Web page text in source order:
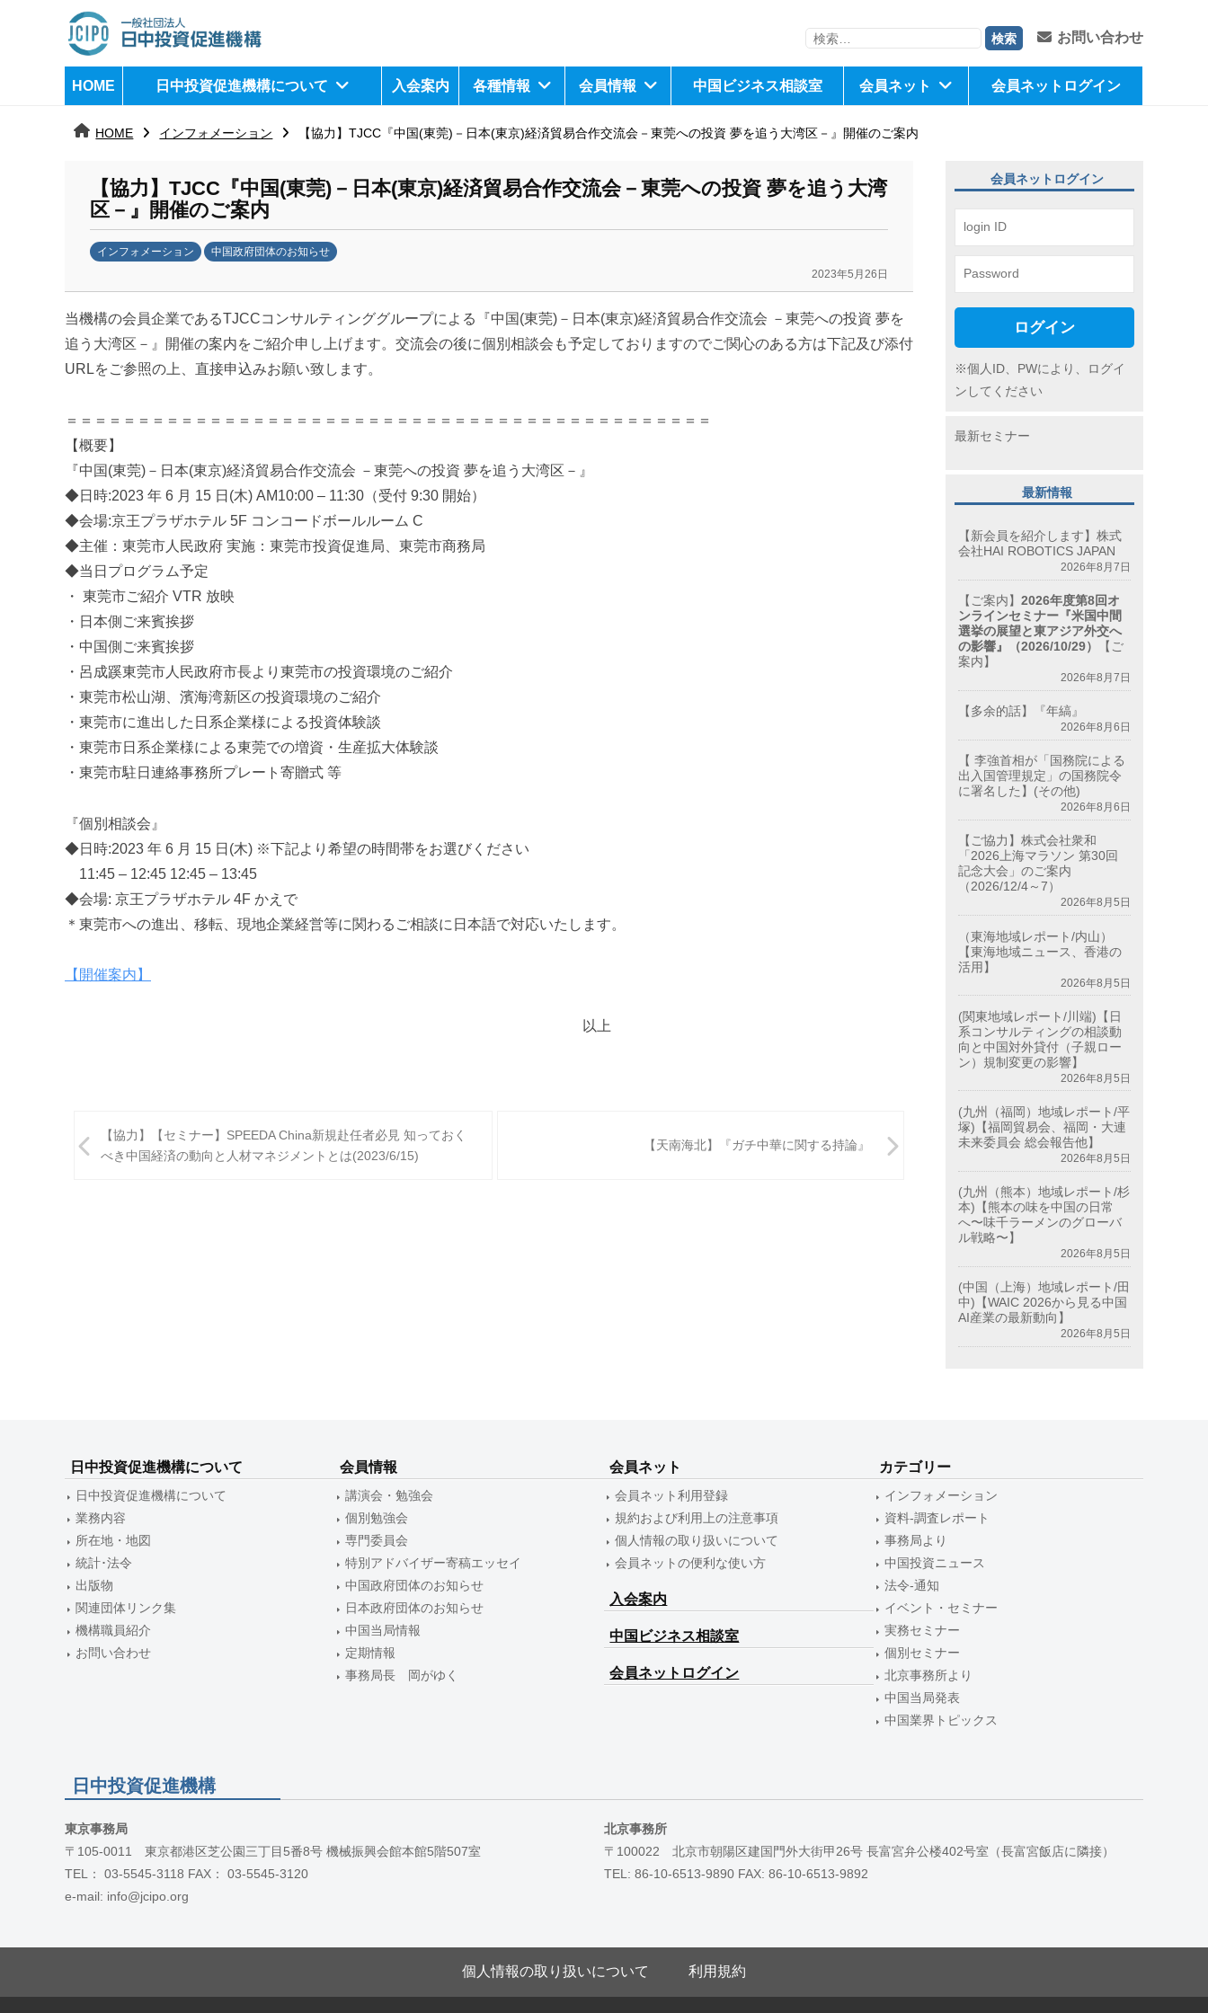
日
中
構
j
検
お問い合わせ
HOME 日中投資促進機構について 入会案内 各種情報 会員情報 中国ビジネス相談室 会員ネット 会員ネットログイン
HOME インフォメーション 【協力】TJCC『中国(東莞)－日本(東京)経済貿易合作交流会－東莞への投資 夢を追う大湾区－』開催のご案内
【協力】TJCC『中国(東莞)－日本(東京)経済貿易合作交流会－東莞への投資 夢を追う大湾
区－』開催のご案内
インフォメーション 中国政府団体のお知らせ
2023年5月26日
日
中
投
機
構
(
j
c
i
p
o
当機構の会員企業であるTJCCコンサルティンググループによる『中国(東莞)－日本(東京)経済貿易合作交流会 －東莞への投資 夢を
追う大湾区－』開催の案内をご紹介申し上げます。交流会の後に個別相談会も予定しておりますのでご関心のある方は下記及び添付
URLをご参照の上、直接申込みお願い致します。
＝＝＝＝＝＝＝＝＝＝＝＝＝＝＝＝＝＝＝＝＝＝＝＝＝＝＝＝＝＝＝＝＝＝＝＝＝＝＝＝＝＝＝＝＝
【概要】
『中国(東莞)－日本(東京)経済貿易合作交流会 －東莞への投資 夢を追う大湾区－』
◆日時:2023 年 6 月 15 日(木) AM10:00 – 11:30（受付 9:30 開始）
◆会場:京王プラザホテル 5F コンコードボールルーム C
◆主催：東莞市人民政府 実施：東莞市投資促進局、東莞市商務局
◆当日プログラム予定
・ 東莞市ご紹介 VTR 放映
・日本側ご来賓挨拶
・中国側ご来賓挨拶
・呂成蹊東莞市人民政府市長より東莞市の投資環境のご紹介
・東莞市松山湖、濱海湾新区の投資環境のご紹介
・東莞市に進出した日系企業様による投資体験談
・東莞市日系企業様による東莞での増資・生産拡大体験談
・東莞市駐日連絡事務所プレート寄贈式 等
『個別相談会』
◆日時:2023 年 6 月 15 日(木) ※下記より希望の時間帯をお選びください
11:45 – 12:45 12:45 – 13:45
◆会場: 京王プラザホテル 4F かえで
＊東莞市への進出、移転、現地企業経営等に関わるご相談に日本語で対応いたします。
【開催案内】
以上
稿
【協力】【セミナー】SPEEDA China新規赴任者必見 知っておく
べき中国経済の動向と人材マネジメントとは(2023/6/15)
【天南海北】『ガチ中華に関する持論』
会員ネットログイン
ログイン
※個人ID、PWにより、ログイ
ンしてください
最新セミナー
最新情報
【新会員を紹介します】株式
会社HAI ROBOTICS JAPAN
2026年8月7日
【ご案内】2026年度第8回オ
ンラインセミナー『米国中間
選挙の展望と東アジア外交へ
の影響』（2026/10/29）
【ご
案内】
2026年8月7日
【多余的話】『年縞』
2026年8月6日
【 李強首相が「国務院による
出入国管理規定」の国務院令
に署名した】(その他)
2026年8月6日
【ご協力】株式会社衆和
「2026上海マラソン 第30回
記念大会」のご案内
（2026/12/4～7）
2026年8月5日
（東海地域レポート/内山）
【東海地域ニュース、香港の
活用】
2026年8月5日
(関東地域レポート/川端)【日
系コンサルティングの相談動
向と中国対外貸付（子親ロー
ン）規制変更の影響】
2026年8月5日
(九州（福岡）地域レポート/平
塚)【福岡貿易会、福岡・大連
未来委員会 総会報告他】
2026年8月5日
(九州（熊本）地域レポート/杉
本)【熊本の味を中国の日常
へ〜味千ラーメンのグローバ
ル戦略〜】
2026年8月5日
(中国（上海）地域レポート/田
中)【WAIC 2026から見る中国
AI産業の最新動向】
2026年8月5日
日中投資促進機構について
日中投資促進機構について
業務内容
所在地・地図
統計･法令
出版物
関連団体リンク集
機構職員紹介
お問い合わせ
会員情報
講演会・勉強会
個別勉強会
専門委員会
特別アドバイザー寄稿エッセイ
中国政府団体のお知らせ
日本政府団体のお知らせ
中国当局情報
定期情報
事務局長 岡がゆく
会員ネット
会員ネット利用登録
規約および利用上の注意事項
個人情報の取り扱いについて
会員ネットの便利な使い方
入会案内
中国ビジネス相談室
会員ネットログイン
カテゴリー
インフォメーション
資料-調査レポート
事務局より
中国投資ニュース
法令-通知
イベント・セミナー
実務セミナー
個別セミナー
北京事務所より
中国当局発表
中国業界トピックス
日中投資促進機構
東京事務局
〒105-0011 東京都港区芝公園三丁目5番8号 機械振興会館本館5階507室
TEL： 03-5545-3118 FAX： 03-5545-3120
e-mail: info@jcipo.org
北京事務所
〒100022 北京市朝陽区建国門外大街甲26号 長富宮弁公楼402号室（長富宮飯店に隣接）
TEL: 86-10-6513-9890 FAX: 86-10-6513-9892
個人情報の取り扱いについて 利用規約